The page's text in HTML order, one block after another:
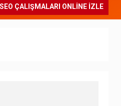
SEO ÇALIŞMALARI ONLINE IZLE